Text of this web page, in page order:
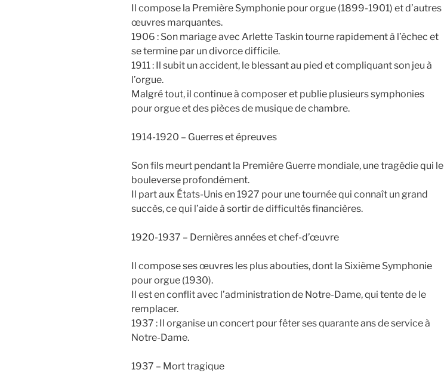
Il compose la Première Symphonie pour orgue (1899-1901) et d’autres
œuvres marquantes.
1906 : Son mariage avec Arlette Taskin tourne rapidement à l’échec et
se termine par un divorce difficile.
1911 : Il subit un accident, le blessant au pied et compliquant son jeu à
l’orgue.
Malgré tout, il continue à composer et publie plusieurs symphonies
pour orgue et des pièces de musique de chambre.
1914-1920 – Guerres et épreuves
Son fils meurt pendant la Première Guerre mondiale, une tragédie qui le
bouleverse profondément.
Il part aux États-Unis en 1927 pour une tournée qui connaît un grand
succès, ce qui l’aide à sortir de difficultés financières.
1920-1937 – Dernières années et chef-d’œuvre
Il compose ses œuvres les plus abouties, dont la Sixième Symphonie
pour orgue (1930).
Il est en conflit avec l’administration de Notre-Dame, qui tente de le
remplacer.
1937 : Il organise un concert pour fêter ses quarante ans de service à
Notre-Dame.
1937 – Mort tragique